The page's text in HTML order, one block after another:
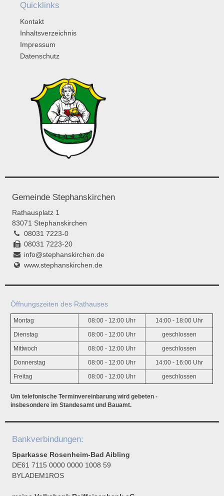
Quicklinks
Kontakt
Inhaltsverzeichnis
Impressum
Datenschutz
Gemeinde Stephanskirchen
Rathausplatz 1
83071 Stephanskirchen
08031 7223-0
08031 7223-20
info@stephanskirchen.de
www.stephanskirchen.de
Öffnungszeiten des Rathauses
Montag 08:00 - 12:00 Uhr 14:00 - 18:00 Uhr
Dienstag 08:00 - 12:00 Uhr geschlossen
Mittwoch 08:00 - 12:00 Uhr geschlossen
Donnerstag 08:00 - 12:00 Uhr 14:00 - 16:00 Uhr
Freitag 08:00 - 12:00 Uhr geschlossen
Um telefonische Terminvereinbarung wird gebeten -
insbesondere im Standesamt und Bauamt.
Bankverbindungen:
Sparkasse Rosenheim-Bad Aibling
DE61 7115 0000 0000 1008 59
BYLADEM1ROS